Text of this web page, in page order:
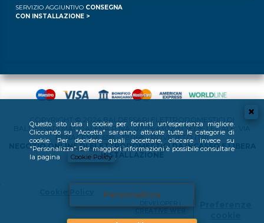
Questo sito usa i cookie per fornirti un'esperienza migliore.
Cliccando su "Accetta" saranno attivate tutte le categorie di
cookie. Per decidere quali accettare, cliccare invece su
"Personalizza". Per maggiori informazioni è possibile consultare
la pagina
Cookie Policy .
Personalizza
SERVIZIO AGGIUNTIVO CONSEGNA
CON INSTALLAZIONE >
COPYRIGHT © 2024 BALDESSARI ELETTRODOMESTICI DI
BALDESSARI MAGDALENA P.IVA: 02769430220 SEDE LEGALE: VIA
BENACENSE 65B - 38068 - ROVERETO (TN)
NEGOZIO ONLINE DI ELETTRODOMESTICI DA INCASSO E LIBERA
INSTALLAZIONE
CREATIVE WEB